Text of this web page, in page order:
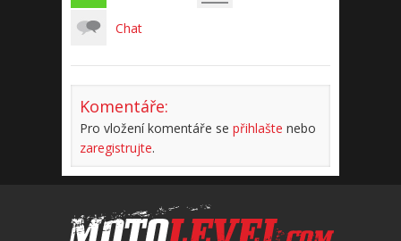
Chat
Komentáře:
Pro vložení komentáře se přihlašte nebo
zaregistrujte.